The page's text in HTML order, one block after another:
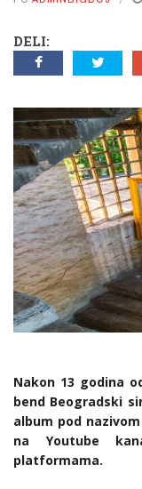
SINGLOVI MUZIKA
DELI:
Nakon 13 godina
bend Beogradski
album pod
na Youtube
platformama.